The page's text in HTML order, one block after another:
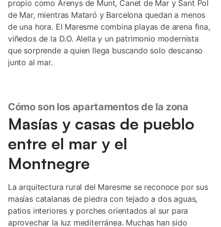
propio como Arenys de Munt, Canet de Mar y Sant Pol
de Mar, mientras Mataró y Barcelona quedan a menos
de una hora. El Maresme combina playas de arena fina,
viñedos de la D.O. Alella y un patrimonio modernista
que sorprende a quien llega buscando solo descanso
junto al mar.
Cómo son los apartamentos de la zona
Masías y casas de pueblo
entre el mar y el
Montnegre
La arquitectura rural del Maresme se reconoce por sus
masías catalanas de piedra con tejado a dos aguas,
patios interiores y porches orientados al sur para
aprovechar la luz mediterránea. Muchas han sido